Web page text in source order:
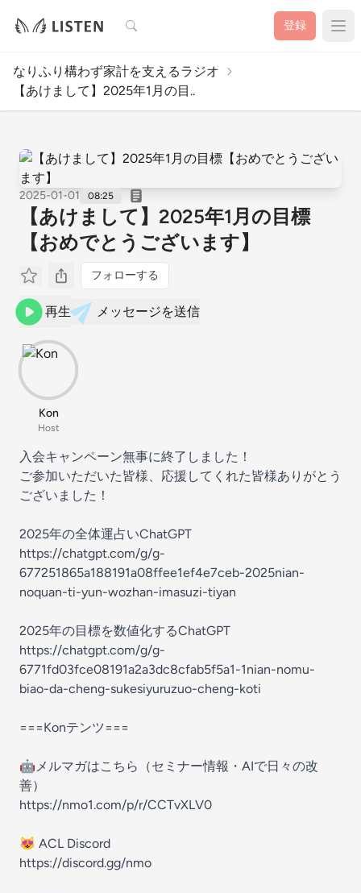
検索 登録
なりふり構わず家計を支えるラジオ
【あけまして】2025年1月の目..
2025-01-01 08:25
【あけまして】2025年1月の目標
【おめでとうございます】
フォローする
再生 メッセージを送信
Kon
Host
入会キャンペーン無事に終了しました！
ご参加いただいた皆様、応援してくれた皆様ありがとう
ございました！
2025年の全体運占いChatGPT
https://chatgpt.com/g/g-
677251865a188191a08ffee1ef4e7ceb-2025nian-
noquan-ti-yun-wozhan-imasuzi-tiyan
2025年の目標を数値化するChatGPT
https://chatgpt.com/g/g-
6771fd03fce08191a2a3dc8cfab5f5a1-1nian-nomu-
biao-da-cheng-sukesiyuruzuo-cheng-koti
===Konテンツ===
🤖メルマガはこちら（セミナー情報・AIで日々の改
善）
https://nmo1.com/p/r/CCTvXLV0
😻 ACL Discord
https://discord.gg/nmo